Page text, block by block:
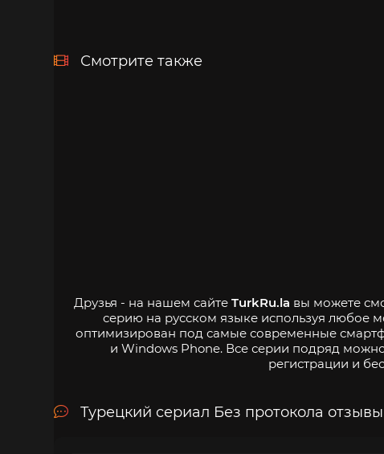
Смотрите также
Друзья - на нашем сайте TurkRu.la вы можете
серию на русском языке используя любое
оптимизирован под самые современные
и Windows Phone. Все серии подряд
регистрации и
Турецкий сериал Без протокола